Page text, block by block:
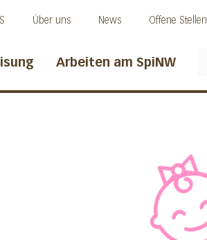
Über uns News Offene Stellen
Arbeiten am SpiNW